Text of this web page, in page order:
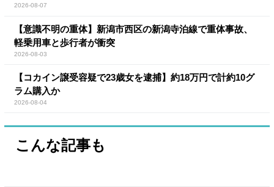
2026-08-07
【意識不明の重体】新潟市西区の新潟寺泊線で重体事故、
軽乗用車と歩行者が衝突
2026-08-03
【コカイン譲受容疑で23歳女を逮捕】約18万円で計約10グ
ラム購入か
2026-08-04
こんな記事も